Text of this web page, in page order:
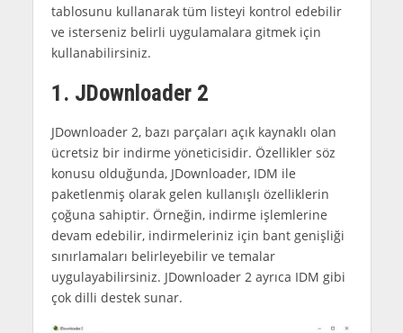
tablosunu kullanarak tüm listeyi kontrol edebilir
ve isterseniz belirli uygulamalara gitmek için
kullanabilirsiniz.
1. JDownloader 2
JDownloader 2, bazı parçaları açık kaynaklı olan
ücretsiz bir indirme yöneticisidir. Özellikler söz
konusu olduğunda, JDownloader, IDM ile
paketlenmiş olarak gelen kullanışlı özelliklerin
çoğuna sahiptir. Örneğin, indirme işlemlerine
devam edebilir, indirmeleriniz için bant genişliği
sınırlamaları belirleyebilir ve temalar
uygulayabilirsiniz. JDownloader 2 ayrıca IDM gibi
çok dilli destek sunar.